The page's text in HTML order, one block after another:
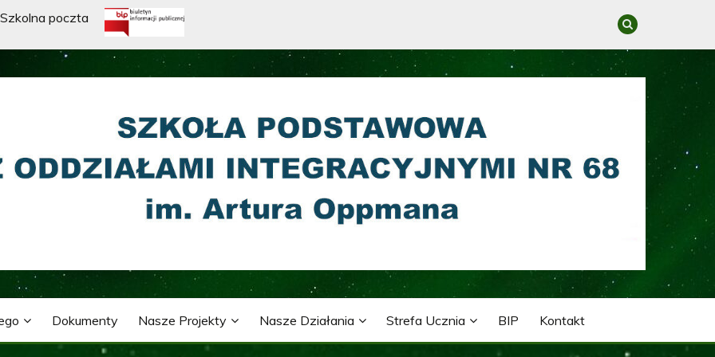
Szkolna poczta
Z ODDZIAŁAMI INTEGRACYJNYMI NR 68 IM.
ARTURA OPPMANA
Dokumenty Nasze Projekty Nasze Działania Strefa Ucznia BIP Kontakt